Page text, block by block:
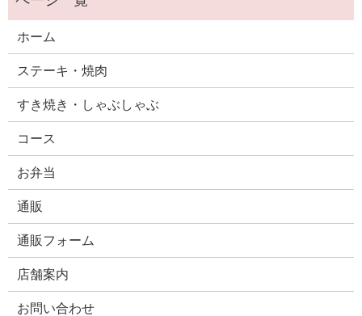
ホーム
ステーキ・焼肉
すき焼き・しゃぶしゃぶ
コース
お弁当
通販
通販フォーム
店舗案内
お問い合わせ